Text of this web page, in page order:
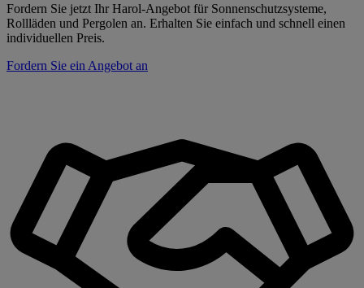
Fordern Sie jetzt Ihr Harol-Angebot für Sonnenschutzsysteme,
Rollläden und Pergolen an. Erhalten Sie einfach und schnell einen
individuellen Preis.
Fordern Sie ein Angebot an